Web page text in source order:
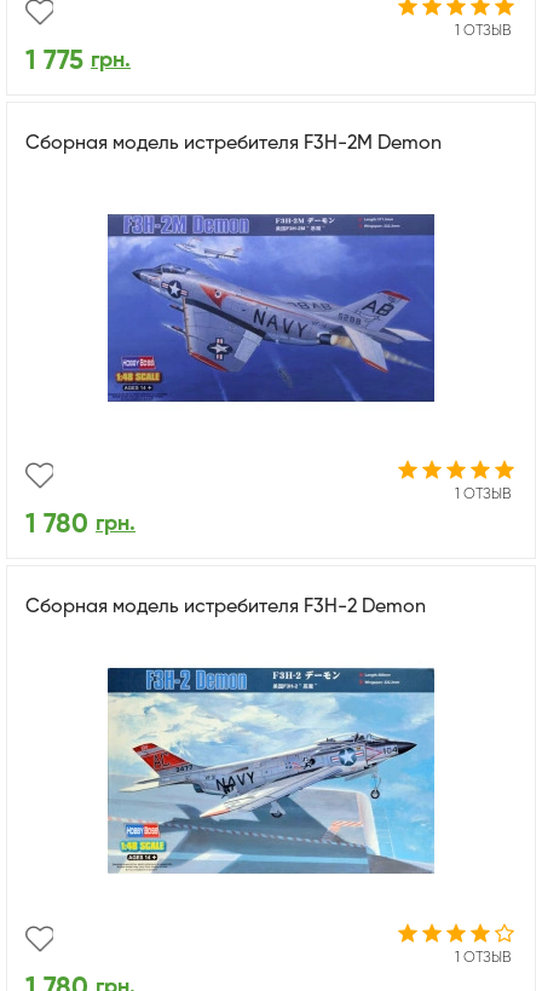
1 ОТЗЫВ
1 775 грн.
Сборная модель истребителя F3H-2M Demon
1 ОТЗЫВ
1 780 грн.
Сборная модель истребителя F3H-2 Demon
1 ОТЗЫВ